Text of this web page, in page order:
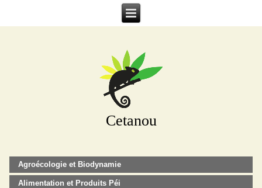
Cetanou
Agroécologie et Biodynamie
Alimentation et Produits Péi